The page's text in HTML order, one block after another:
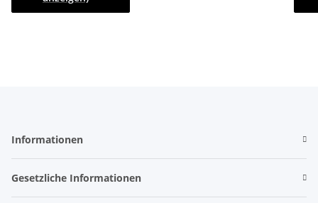
Informationen
Gesetzliche Informationen